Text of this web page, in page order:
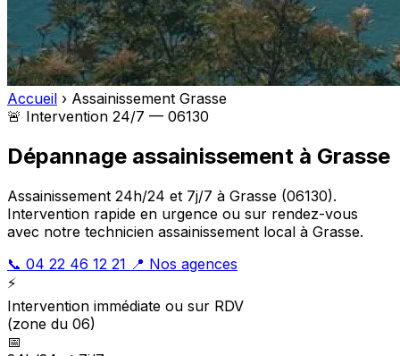
Accueil › Assainissement Grasse
🚨 Intervention 24/7 — 06130
Dépannage assainissement à Grasse
Assainissement 24h/24 et 7j/7 à Grasse (06130).
Intervention rapide en urgence ou sur rendez-vous
avec notre technicien assainissement local à Grasse.
📞 04 22 46 12 21 📍 Nos agences
⚡
Intervention immédiate ou sur RDV
(zone du 06)
📅